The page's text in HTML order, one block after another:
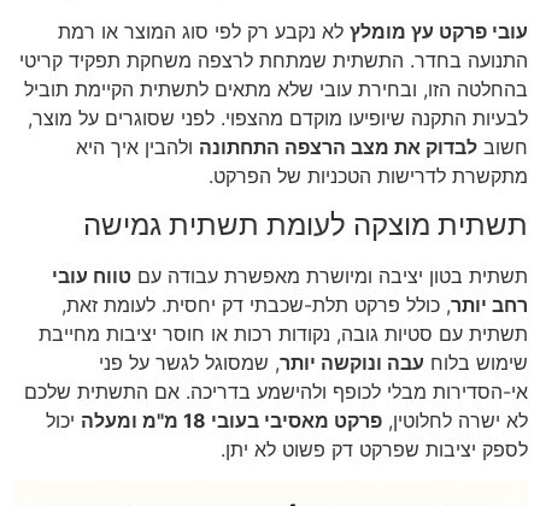
עובי פרקט עץ מומלץלא נקבע רק לפי סוג המוצר או רמת
התנועה בחדר. התשתית שמתחת לרצפה משחקת תפקיד קריטי
בהחלטה הזו, ובחירת עובי שלא מתאים לתשתית הקיימת תוביל
לבעיות התקנה שיופיעו מוקדם מהצפוי. לפני שסוגרים על מוצר,
חשוב לבדוק את מצב הרצפה התחתונהולהבין איך היא
מתקשרת לדרישות הטכניות של הפרקט.
תשתית מוצקה לעומת תשתית גמישה
תשתית בטון יציבה ומיושרת מאפשרת עבודה עם טווח עובי
רחב יותר, כולל פרקט תלת-שכבתי דק יחסית. לעומת זאת,
תשתית עם סטיות גובה, נקודות רכות או חוסר יציבות מחייבת
שימוש בלוח עבה ונוקשה יותר, שמסוגל לגשר על פני
אי-הסדירות מבלי לכופף ולהישמע בדריכה. אם התשתית שלכם
לא ישרה לחלוטין, פרקט מאסיבי בעובי 18 מ"מ ומעלה
יכול
לספק יציבות שפרקט דק פשוט לא יתן.